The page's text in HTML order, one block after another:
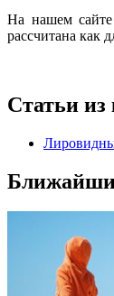
На нашем
рассчитана как
Статьи